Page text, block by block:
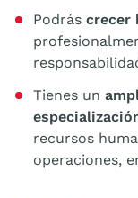
Podrás crecer
Tienes un
recursos
operaciones,